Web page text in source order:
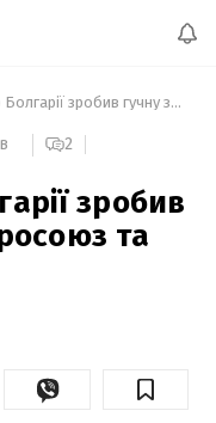
Новий прем'єр Болгарії зробив гучну заяву про Євросоюз та війну в Україні
2
зробив
та